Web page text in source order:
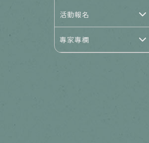
活動報名
專家專欄